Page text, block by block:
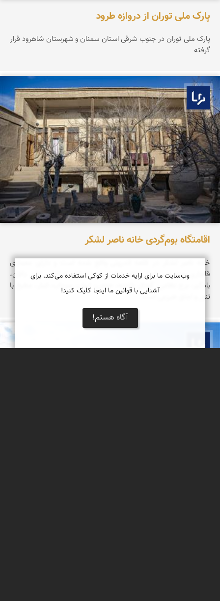
پارک ملی توران از دروازه طرود
پارک ملی توران در جنوب شرقی استان سمنان و شهرستان شاهرود قرار
گرفته
بوم ما
اقامتگاه بوم‌گردی خانه ناصر لشکر
خانه ناصر لشکر در قلعه اندرونی واقع شده است و دارای معماری
قاجاری بوده، درب اصلی خانه هشتی شده و دارای امکاناتی نظیر دالان،
بادگیر، برج نظامی، گودال باغچه، حوض، ایوان، سرداب، انبار، مطبخ با
تنور و اجاق هیزمی است.
وب‌سایت ما برای ارایه خدمات از کوکی استفاده می‌کند. برای
آشنایی با قوانین ما اینجا کلیک کنید!
آگاه هستم!